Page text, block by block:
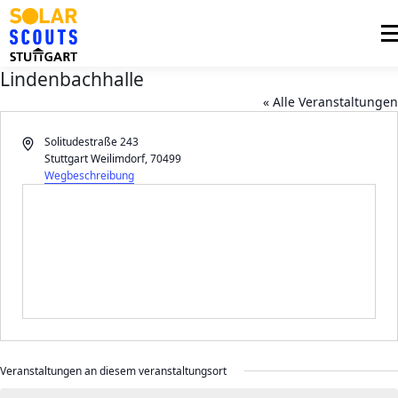
Zum
Inhalt
springen
UNTERSTÜTZUNG AKTUELLES
BEZIRKSGRUPPEN LOGIN
Lindenbachhalle
« Alle Veranstaltungen
AdresseSolitudestraße 243
Stuttgart Weilimdorf,70499
Wegbeschreibung
Veranstaltungen an diesem veranstaltungsort